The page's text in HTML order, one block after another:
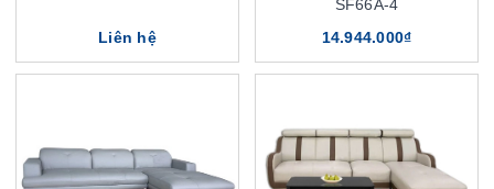
Liên hệ
SF66A-4
14.944.000₫